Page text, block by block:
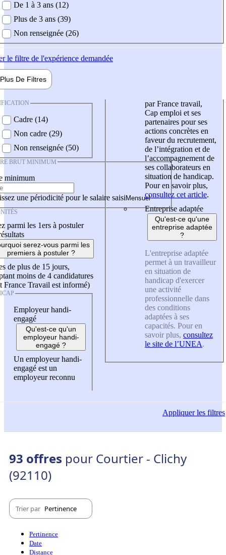
De 1 à 3 ans (12)
Plus de 3 ans (39)
Non renseignée (26)
le filtre de l'expérience demandée
Plus De Filtres
Cadre (14)
Non cadre (29)
Non renseignée (50)
BRUT MINIMUM
minimum
une périodicité pour le salaire saisi
parmi les 1ers à postuler
serez-vous parmi les
premiers à postuler ?
de plus de 15 jours,
moins de 4 candidatures
France Travail est informé)
Employeur handi-
engagé
Qu'est-ce qu'un
employeur handi-
engagé ?
Un employeur handi-
engagé est un
employeur reconnu
par France travail,
Cap emploi et ses
partenaires pour ses
actions concrètes en
faveur du recrutement,
de l’intégration et de
l’accompagnement de
ses collaborateurs en
situation de handicap.
Pour en savoir plus,
consultez cet article.
Entreprise adaptée
Qu'est-ce qu'une
entreprise adaptée
?
L'entreprise adaptée
permet à un travailleur
en situation de
handicap d'exercer
une activité
professionnelle dans
des conditions
adaptées à ses
capacités. Pour en
savoir plus, consultez
le site de l’UNEA.
Appliquerles filtres
93 offres pour Courtier - Clichy
(92110)
Trier par Pertinence
Pertinence
Date
Distance